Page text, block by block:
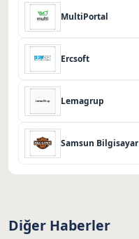
MultiPortal
Ercsoft
Lemagrup
Samsun Bilgisayar
Diğer Haberler